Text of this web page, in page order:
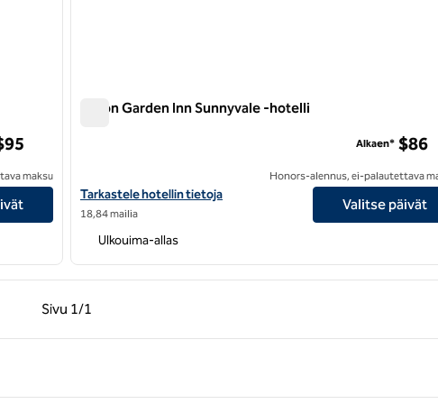
maksu
Hilton Garden Inn Sunnyvale -hotelli
Katso Hilton Garden Inn Sunnyvalen hotellitiedot
Tarkastele hotellin tietoja
18,84 mailia
Alkaen* $86
Honors-alennus, ei-palautettava
Valitse päivät
Ulkouima-allas
Sivu 1/1
Edellinen sivu, 1/1
Sivu 1/1